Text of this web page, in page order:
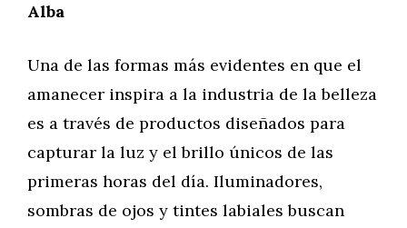
Alba
Una de las formas más evidentes en que el
amanecer inspira a la industria de la belleza
es a través de productos diseñados para
capturar la luz y el brillo únicos de las
primeras horas del día. Iluminadores,
sombras de ojos y tintes labiales buscan